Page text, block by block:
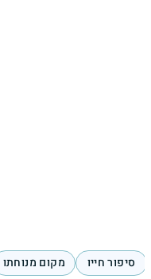
סיפור חייו מקום מנוחתו